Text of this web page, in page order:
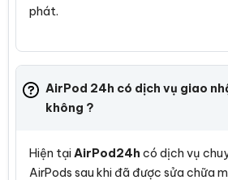
phát.
AirPod 24h có dịch vụ giao
không ?
Hiện tạiAirPod24h có dịch vụ
AirPods sau khi đã được sửa chữa